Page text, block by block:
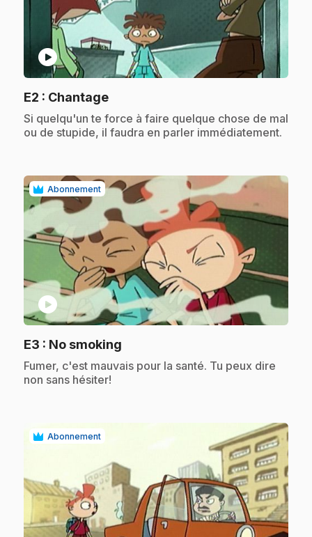
play_circle
E2 : Chantage.
.Si quelqu'un te force à faire quelque chose de mal
ou de stupide, il faudra en parler immédiatement.
Abonnement
play_circle
E3 : No smoking
.Fumer, c'est mauvais pour la santé. Tu peux dire
non sans hésiter!
Abonnement